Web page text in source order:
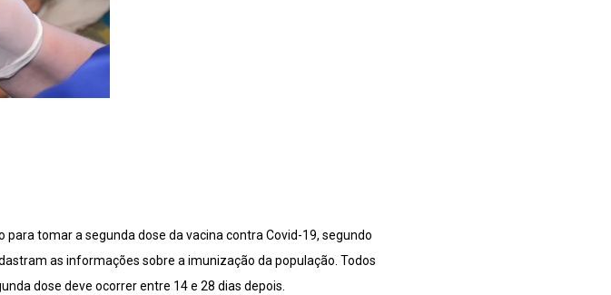
tomar a segunda dose da vacina contra Covid-19, segundo
as informações sobre a imunização da população. Todos
dose deve ocorrer entre 14 e 28 dias depois.